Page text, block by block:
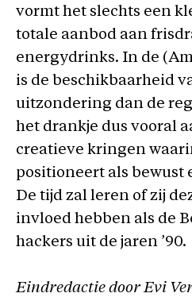
vormt het slechts een
totale aanbod aan
energydrinks. In de
is de beschikbaarheid
uitzondering dan de
het drankje dus vooral
creatieve kringen
positioneert als bewust
De tijd zal leren of zij
invloed hebben als de
hackers uit de jaren ’90.
Eindredactie door Evi